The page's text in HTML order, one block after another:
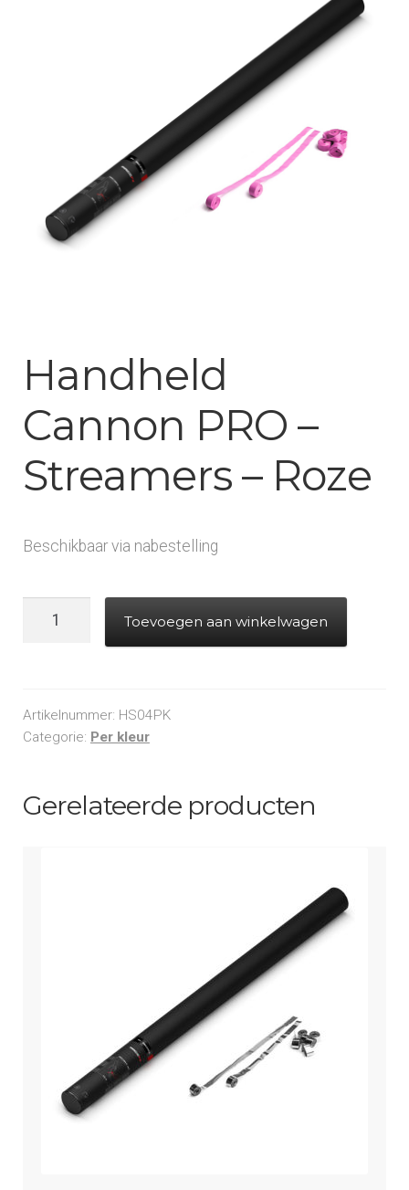
Handheld
Cannon PRO –
Streamers – Roze
Beschikbaar via nabestelling
Streamers
-
Toevoegen aan winkelwagen
Artikelnummer: HS04PK
Categorie: Per kleur
Gerelateerde producten